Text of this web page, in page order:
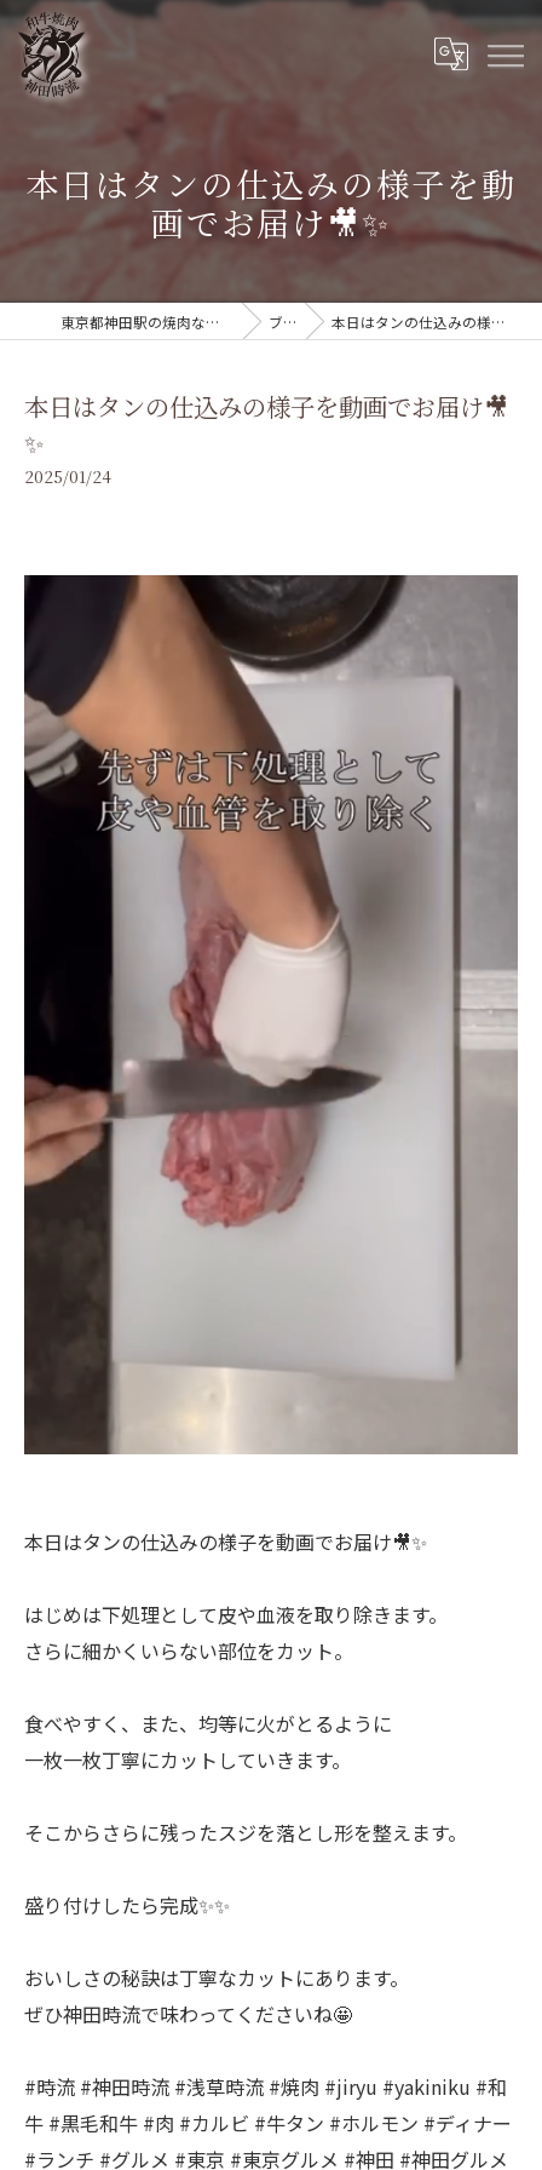
本日はタンの仕込みの様子を動
画でお届け🎥✨
東京都神田駅の焼肉なら和牛焼肉 神田時流 ブログ 本日はタンの仕込みの様子を動画でお届け🎥✨
本日はタンの仕込みの様子を動画でお届け🎥
✨
2025/01/24
本日はタンの仕込みの様子を動画でお届け🎥✨
はじめは下処理として皮や血液を取り除きます。
さらに細かくいらない部位をカット。
食べやすく、また、均等に火がとるように
一枚一枚丁寧にカットしていきます。
そこからさらに残ったスジを落とし形を整えます。
盛り付けしたら完成✨✨
おいしさの秘訣は丁寧なカットにあります。
ぜひ神田時流で味わってくださいね🤩
#時流 #神田時流 #浅草時流 #焼肉 #jiryu #yakiniku #和
牛 #黒毛和牛 #肉 #カルビ #牛タン #ホルモン #ディナー
#ランチ #グルメ #東京 #東京グルメ #神田 #神田グルメ